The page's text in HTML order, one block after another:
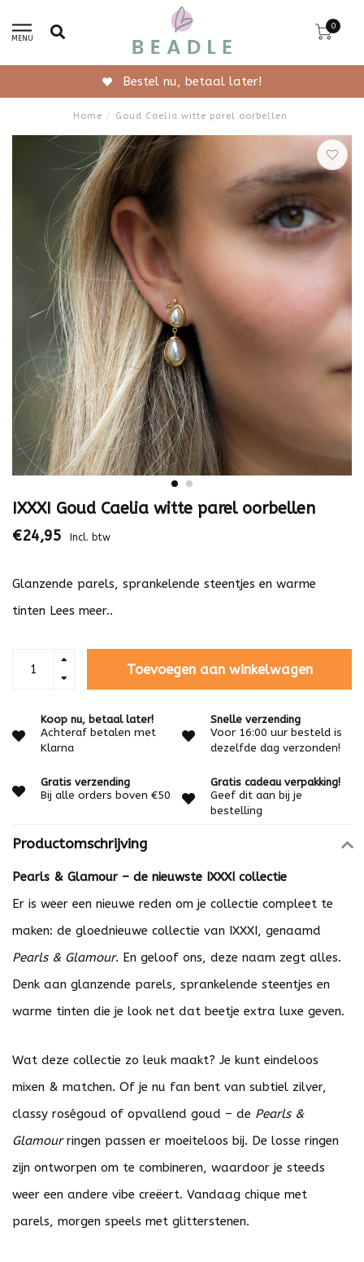
MENU
0
Gratis verzending vanaf 50,-
Home / Goud Caelia witte parel oorbellen
IXXXI Goud Caelia witte parel oorbellen
€24,95 Incl. btw
Glanzende parels, sprankelende steentjes en warme
tinten Lees meer..
Toevoegen aan winkelwagen
Koop nu, betaal later!
Achteraf betalen met
Klarna
Snelle verzending
Voor 16:00 uur besteld is
dezelfde dag verzonden!
Gratis verzending
Bij alle orders boven €50
Gratis cadeau verpakking!
Geef dit aan bij je
bestelling
Productomschrijving
Pearls & Glamour – de nieuwste IXXXI collectie
Er is weer een nieuwe reden om je collectie compleet te
maken: de gloednieuwe collectie van IXXXI, genaamd
Pearls & Glamour. En geloof ons, deze naam zegt alles.
Denk aan glanzende parels, sprankelende steentjes en
warme tinten die je look net dat beetje extra luxe geven.
Wat deze collectie zo leuk maakt? Je kunt eindeloos
mixen & matchen. Of je nu fan bent van subtiel zilver,
classy roségoud of opvallend goud – de Pearls &
Glamourringen passen er moeiteloos bij. De losse ringen
zijn ontworpen om te combineren, waardoor je steeds
weer een andere vibe creëert. Vandaag chique met
parels, morgen speels met glitterstenen.